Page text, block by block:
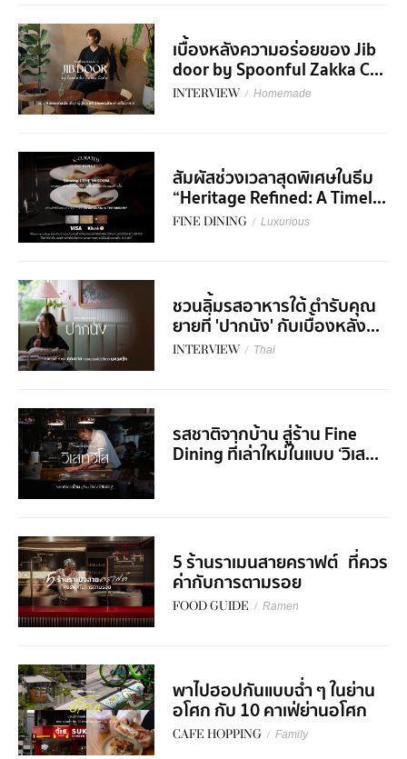
เบื้องหลังความอร่อยของ Jib
door by Spoonful Zakka C...
INTERVIEW / Homemade
สัมผัสช่วงเวลาสุดพิเศษในธีม
“Heritage Refined: A Timel...
FINE DINING / Luxurious
ชวนลิ้มรสอาหารใต้ ตำรับคุณ
ยายที่ 'ปากนัง' กับเบื้องหลัง...
INTERVIEW / Thai
รสชาติจากบ้าน สู่ร้าน Fine
Dining ที่เล่าใหม่ในแบบ ‘วิเส...
5 ร้านราเมนสายคราฟต์ ที่ควร
ค่ากับการตามรอย
FOOD GUIDE / Ramen
พาไปฮอปกันแบบฉ่ำ ๆ ในย่าน
อโศก กับ 10 คาเฟ่ย่านอโศก
CAFE HOPPING / Family